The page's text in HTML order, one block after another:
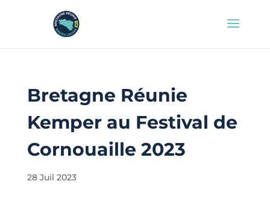
Bretagne Réunie
Kemper au Festival de
Cornouaille 2023
28 Juil 2023